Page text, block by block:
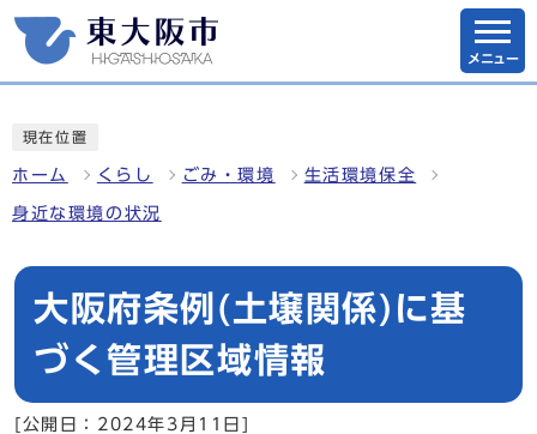
メニュー
現在位置
ホーム くらし ごみ・環境 生活環境保全
身近な環境の状況
大阪府条例(土壌関係)に基
づく管理区域情報
[公開日：2024年3月11日]